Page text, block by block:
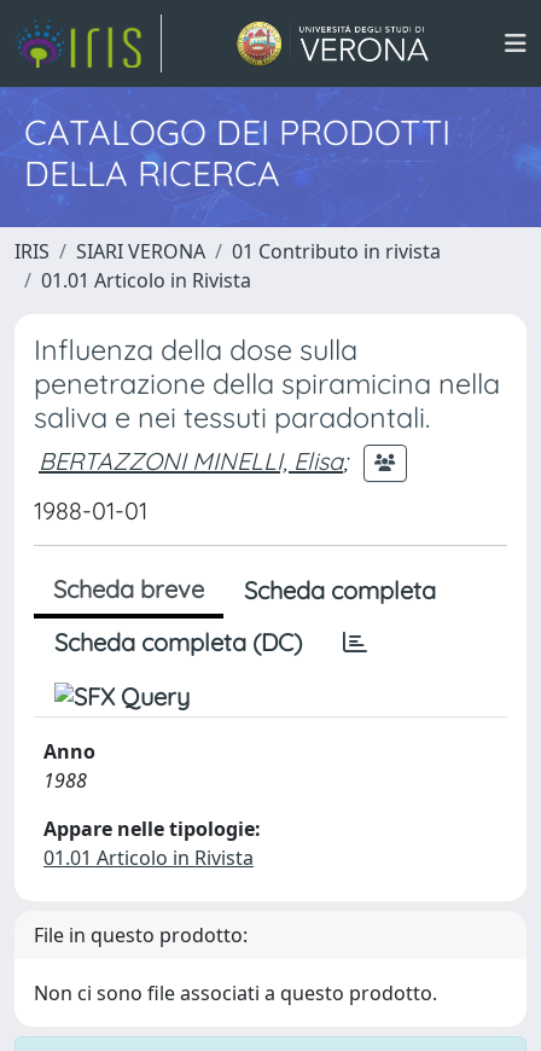
CATALOGO DEI PRODOTTI
DELLA RICERCA
IRIS SIARI VERONA
01 Contributo in rivista
01.01 Articolo in Rivista
Influenza della dose sulla
penetrazione della spiramicina nella
saliva e nei tessuti paradontali.
BERTAZZONI MINELLI, Elisa;
1988-01-01
Scheda breve
Scheda completa
Scheda completa (DC)
Anno
1988
Appare nelle tipologie:
01.01 Articolo in Rivista
File in questo prodotto:
Non ci sono file associati a questo prodotto.